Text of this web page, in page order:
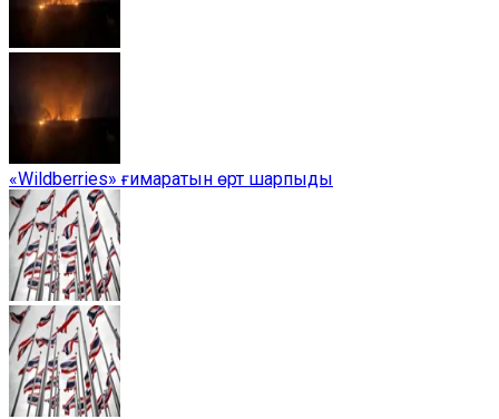
«Wildberries» ғимаратын өрт шарпыды